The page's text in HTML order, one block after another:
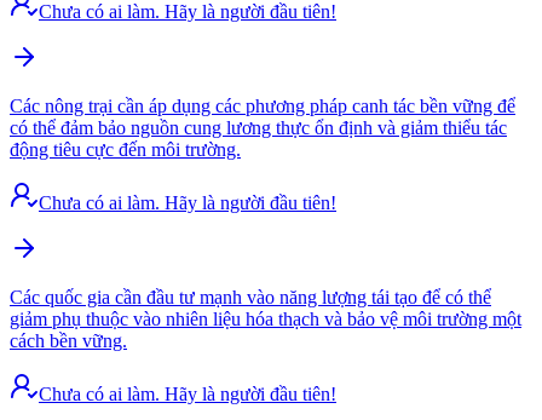
Chưa có ai làm. Hãy là người đầu tiên!
Các nông trại cần áp dụng các phương pháp canh tác bền vững để
có thể đảm bảo nguồn cung lương thực ổn định và giảm thiểu tác
động tiêu cực đến môi trường.
Chưa có ai làm. Hãy là người đầu tiên!
Các quốc gia cần đầu tư mạnh vào năng lượng tái tạo để có thể
giảm phụ thuộc vào nhiên liệu hóa thạch và bảo vệ môi trường một
cách bền vững.
Chưa có ai làm. Hãy là người đầu tiên!